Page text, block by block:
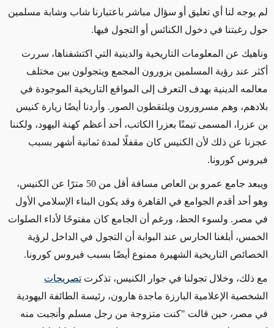
لم يوجه لنا أي تعليق أو سؤال مباشر باعتبارنا شاب وشابة مسلمين
حول رغبتنا في دخول الكنائس أو التجول فيها.
وناهيك عن المعلومات التاريخية والدينية التي اكتشفناها، سررت
أكثر عند رؤية المسلمين يزورون المجمع ويتجولون بين مختلف
معالمه الدينية بهدف التعرف إلى المواقع التاريخية الموجودة في
بلادهم، وهم مسرورون ويلتقطون الصور. وأردنا أيضًا زيارة كنيس
بن عزرا، المسمى تيمنًا بعزرا الكاتب، أحد أعظم كهنة اليهود، ولكننا
عجزنا عن ذلك لأن الكنيس كان مقفلًا لمدة ثمانية أشهر بسبب
فيروس كورونا.
ويبعد جامع عمرو بن العاص مسافة أقل من 50 مترًا عن الكنيس،
وهو أحد أقدم الجوامع في القاهرة وقد يكون البناء الإسلامي الأول
في مصر. ولسوء الحظ، ورغم أن الجامع كان مفتوحًا لأداء الصلوات
الخمس، أبلغنا الحارس عند البوابة أن التجول في الداخل لرؤية
الخصائص التاريخية الشهيرة ممنوع أيضًا بسبب فيروس كورونا.
مع ذلك، وخلال تجولنا في جوار الكنيس، تذكرت تصريحات
الشخصية الإعلامية البارزة ماجدة هارون، رئيسة الطائفة اليهودية
في مصر، حين قالت "كنت متزوجة من رجل مسلم وأنجبت منه